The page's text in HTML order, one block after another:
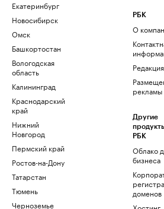
Екатеринбург
Новосибирск
Омск
Башкортостан
Вологодская
область
Калининград
Краснодарский
край
Нижний
Новгород
Пермский край
Ростов-на-Дону
Татарстан
Тюмень
Черноземье
РБК
О
Редакция
рекламы
Другие
РБК
Облако
бизнеса
доменов